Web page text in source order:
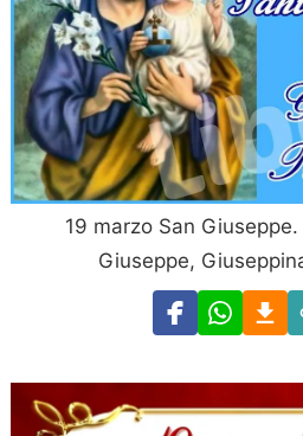
19 marzo San
Giuseppe,